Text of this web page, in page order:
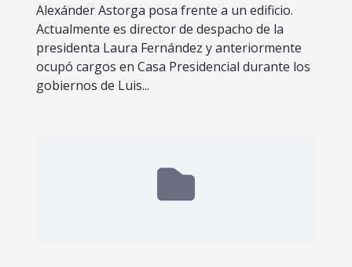
Alexánder Astorga posa frente a un edificio.
Actualmente es director de despacho de la
presidenta Laura Fernández y anteriormente
ocupó cargos en Casa Presidencial durante los
gobiernos de Luis...